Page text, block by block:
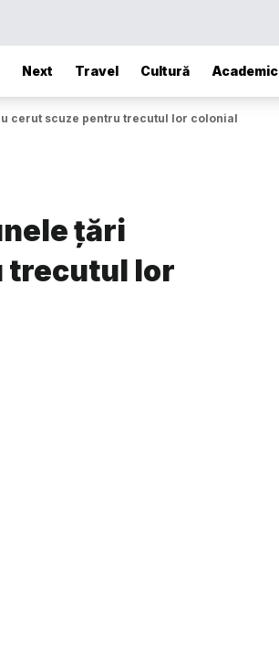
Next Travel Cultură Academic
cerut scuze pentru trecutul lor colonial
țări
trecutul lor